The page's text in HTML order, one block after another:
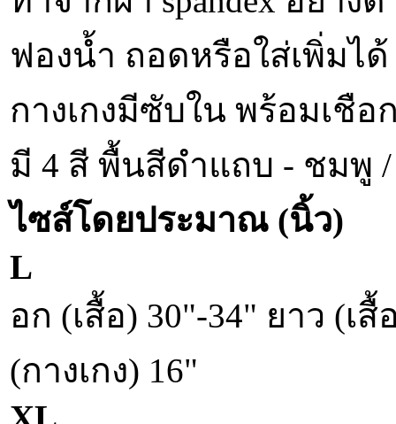
ฟองน้ำ ถอดหรือใส่เพิ่มได้
กางเกงมีซับใน พร้อมเชื
มี 4 สี พื้นสีดำแถบ - ชมพู /
ไซส์โดยประมาณ (นิ้ว)
L
อก (เสื้อ) 30"-34" ยาว (เสื้
(กางเกง) 16"